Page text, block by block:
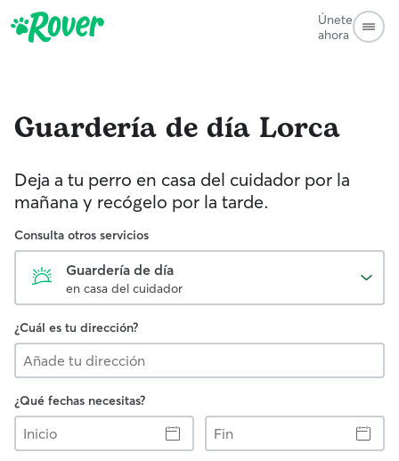
Únete
ahora
Guardería de día Lorca
Deja a tu perro en casa del cuidador por la
mañana y recógelo por la tarde.
Consulta otros servicios
Guardería de día
en casa del cuidador
¿Cuál es tu dirección?
¿Qué fechas necesitas?
Inicio
Fin